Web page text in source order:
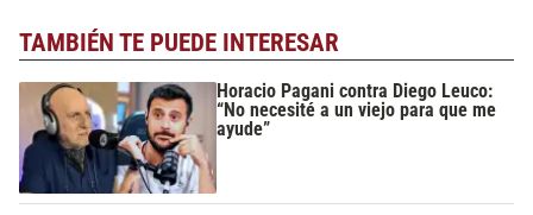
TAMBIÉN TE PUEDE INTERESAR
Horacio Pagani contra Diego Leuco:
“No necesité a un viejo para que me
ayude”